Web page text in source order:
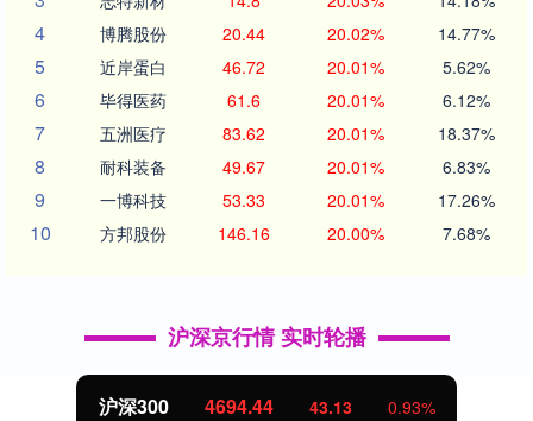
4 博腾股份 20.44 20.02% 14.77%
5 近岸蛋白 46.72 20.01% 5.62%
6 毕得医药 61.6 20.01% 6.12%
7 五洲医疗 83.62 20.01% 18.37%
8 耐科装备 49.67 20.01% 6.83%
9 一博科技 53.33 20.01% 17.26%
10 方邦股份 146.16 20.00% 7.68%
沪深京行情 实时轮播
沪深300 4694.44 43.13 0.93%